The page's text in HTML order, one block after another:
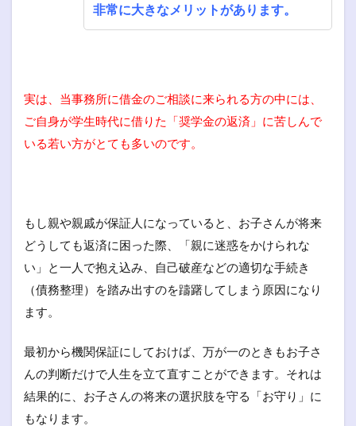
非常に大きなメリットがあります。
実は、当事務所に借金のご相談に来られる方の中には、
ご自身が学生時代に借りた「奨学金の返済」に苦しんで
いる若い方がとても多いのです。
もし親や親戚が保証人になっていると、お子さんが将来
どうしても返済に困った際、「親に迷惑をかけられな
い」と一人で抱え込み、自己破産などの適切な手続き
（債務整理）を踏み出すのを躊躇してしまう原因になり
ます。
最初から機関保証にしておけば、万が一のときもお子さ
んの判断だけで人生を立て直すことができます。それは
結果的に、お子さんの将来の選択肢を守る「お守り」に
もなります。